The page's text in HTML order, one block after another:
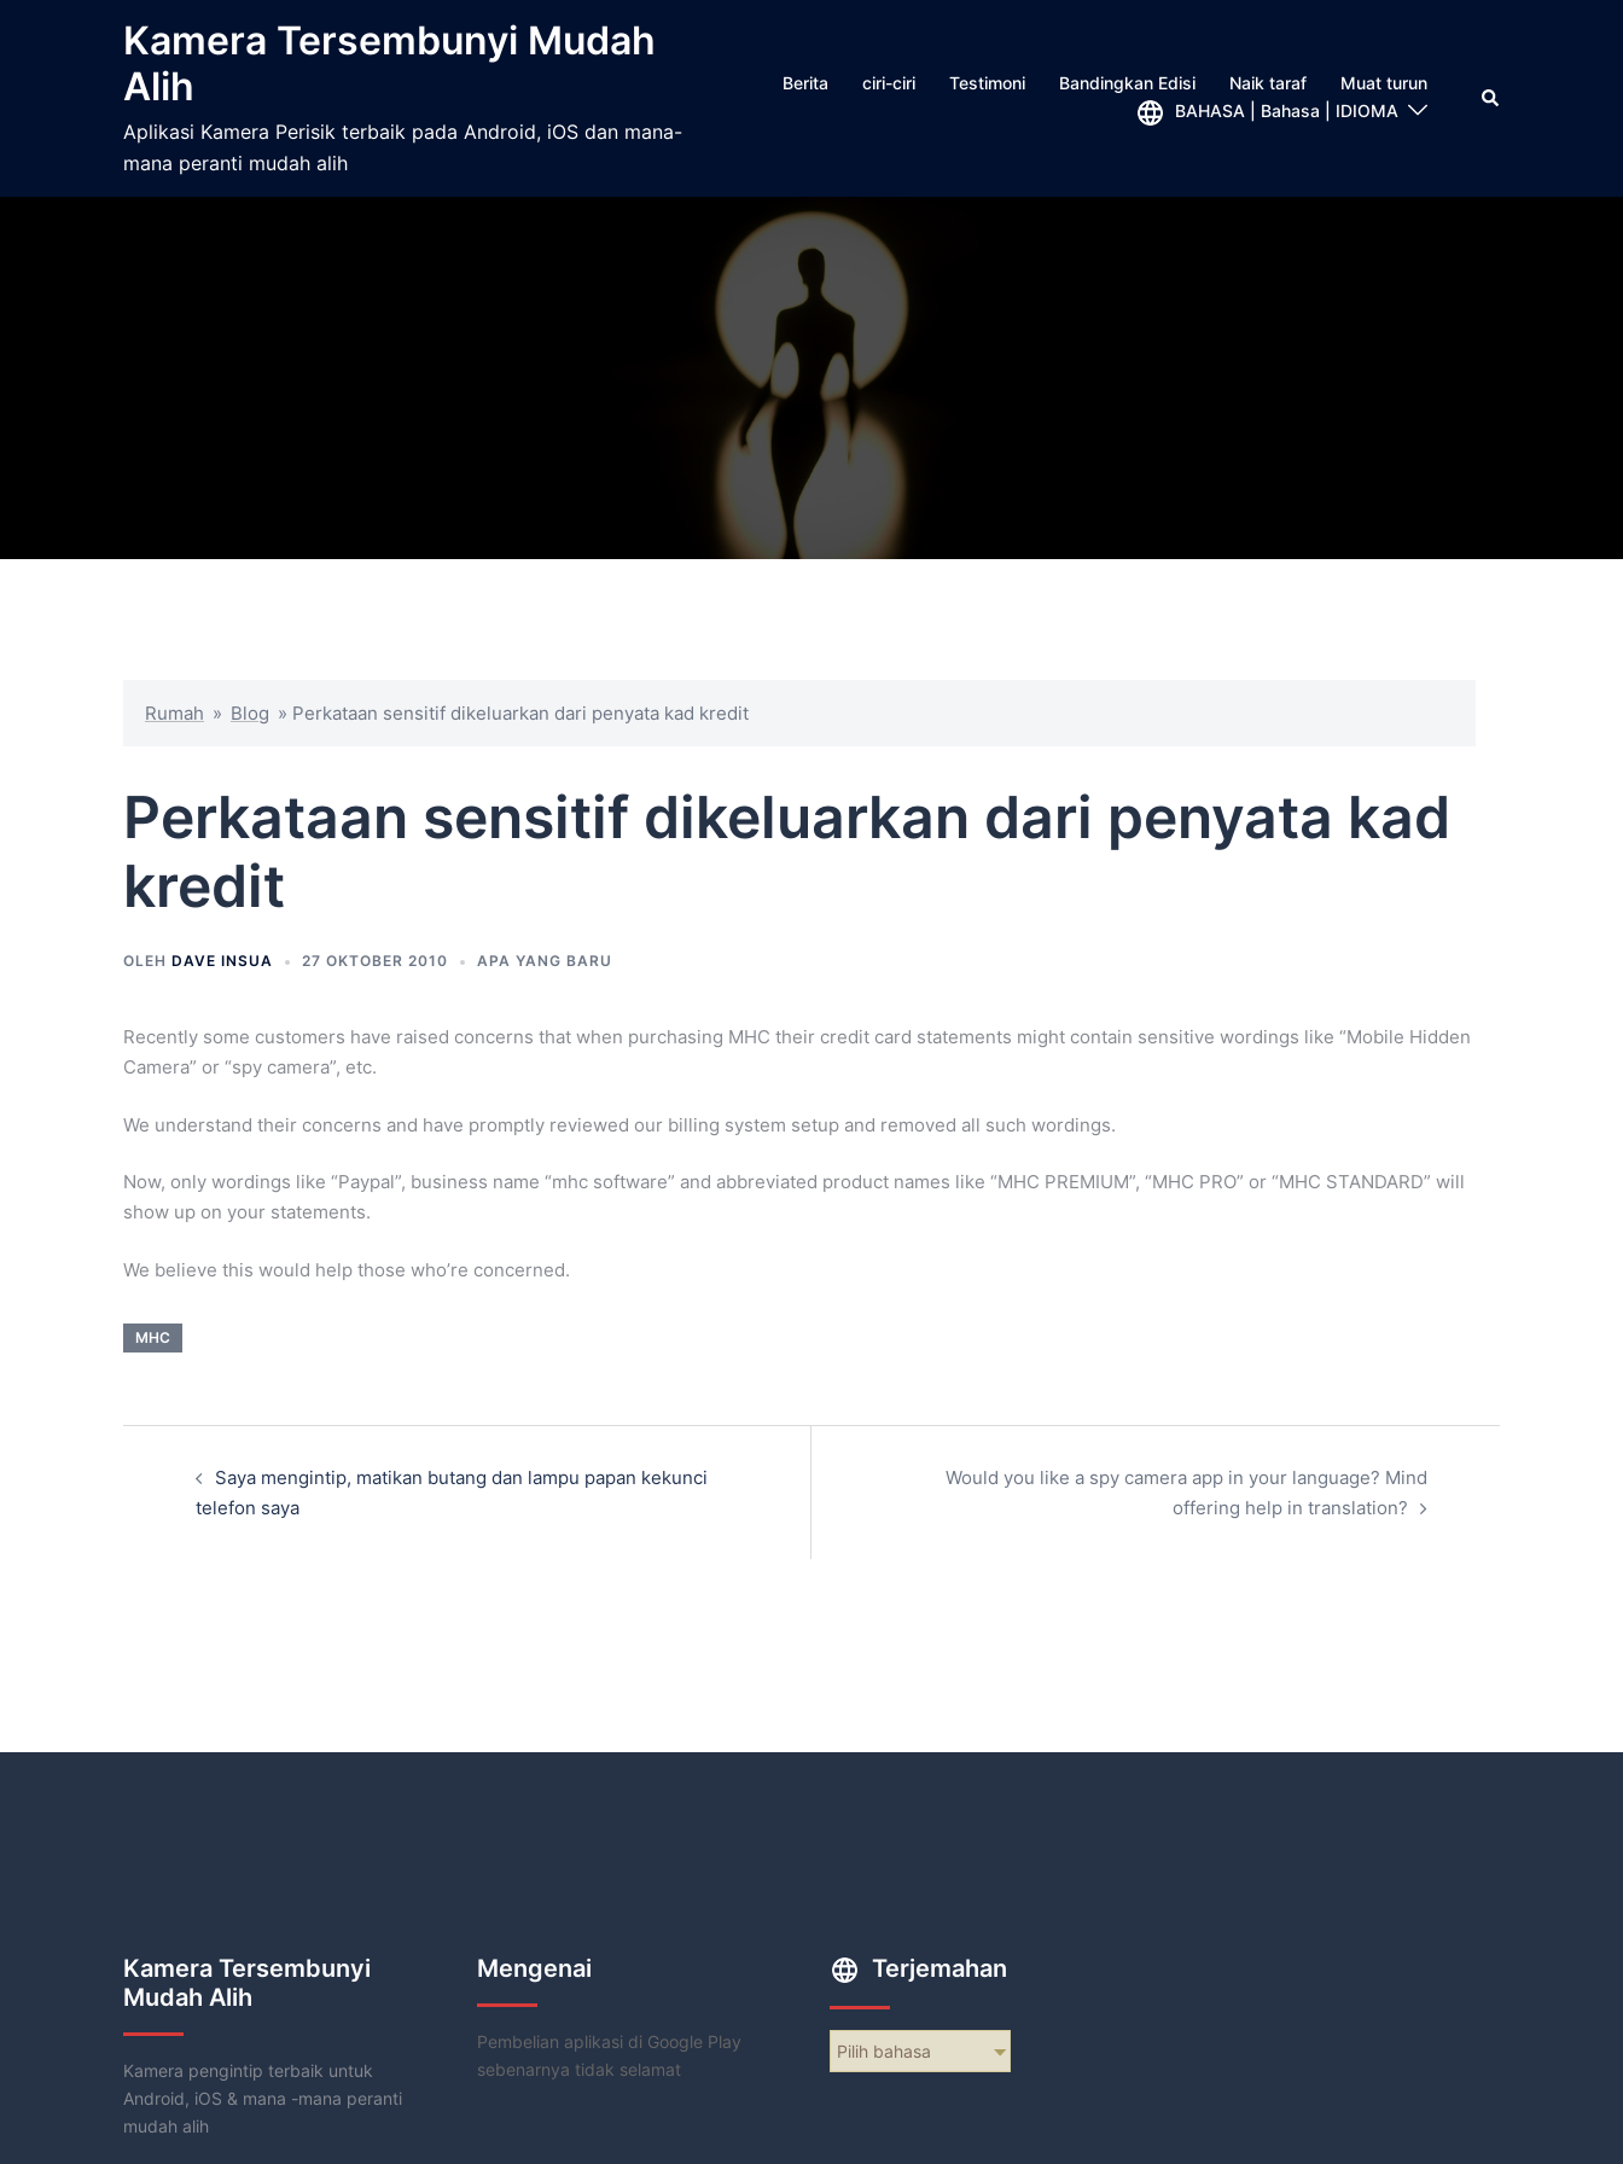
Kamera Tersembunyi Mudah
Alih
Aplikasi Kamera Perisik terbaik pada Android, iOS dan mana-
mana peranti mudah alih
Berita ciri-ciri Testimoni Bandingkan Edisi Naik taraf
Muat turun
BAHASA | Bahasa | IDIOMA
Rumah » Blog » Perkataan sensitif dikeluarkan dari penyata kad kredit
Perkataan sensitif dikeluarkan dari penyata kad
kredit
OLEH DAVE INSUA 27 OKTOBER 2010 APA YANG BARU
Recently some customers have raised concerns that when purchasing MHC their credit card statements might contain sensitive wordings like “Mobile Hidden
Camera” or “spy camera”, etc.
We understand their concerns and have promptly reviewed our billing system setup and removed all such wordings.
Now, only wordings like “Paypal”, business name “mhc software” and abbreviated product names like “MHC PREMIUM”, “MHC PRO” or “MHC STANDARD” will
show up on your statements.
We believe this would help those who’re concerned.
MHC
Saya mengintip, matikan butang dan lampu papan kekunci
telefon saya
Would you like a spy camera app in your language? Mind
offering help in translation?
Kamera Tersembunyi
Mudah Alih
Kamera pengintip terbaik untuk
Android, iOS & mana -mana peranti
mudah alih
Mengenai
Pembelian aplikasi di Google Play
sebenarnya tidak selamat
Terjemahan
Pilih bahasa